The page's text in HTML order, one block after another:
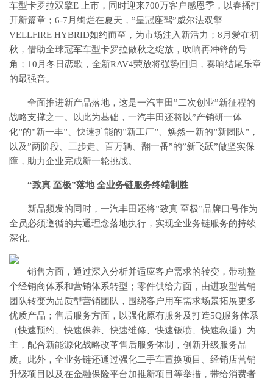
车型卡罗拉双擎E 上市，同时迎来700万客户感恩季，以春播打
开新篇章；6-7月绚烂在夏天，”皇冠座驾”威尔法双擎
VELLFIRE HYBRID如约而至，为市场注入新活力；8月爱在初
秋，借助全球冠军车型卡罗拉做秋之绽放，吹响再冲锋的号
角；10月冬日恋歌，全新RAV4荣放将强势回归，奏响结尾乐章
的最强音。
全面推进新产品落地，这是一汽丰田”二次创业”新征程的
战略支撑之一。以此为基础，一汽丰田还将以”产销研一体
化”的”新一丰”、快速扩能的”新工厂”、焕然一新的”新团队”，
以及”两阶段、三步走、百万辆、翻一番”的”新飞跃”做坚实保
障，助力企业完成新一轮挑战。
“致真 至极”落地 全业务链服务终端制胜
新品频发的同时，一汽丰田还将”致真 至极”品牌口号作为
全员必须遵循的共通理念落地执行，实现全业务链服务的持续
深化。
销售方面，通过深入分析并适应客户需求的转变，带动整
个经销商体系和营销体系转型；零件供给方面，由进攻型营销
团队转变为品质型营销团队，围绕客户用车需求场景拓展更多
优质产品；售后服务方面，以强化原有服务及打造5Q服务体系
（快速预约、快速保养、快速维修、快速钣喷、快速救援）为
主，配合新能源化战略改革售后服务体制，创新升级服务品
质。此外，全业务链还通过强化二手车置换项目、经销店营销
升级项目以及在金融保险平台加推新项目等举措，带给消费者